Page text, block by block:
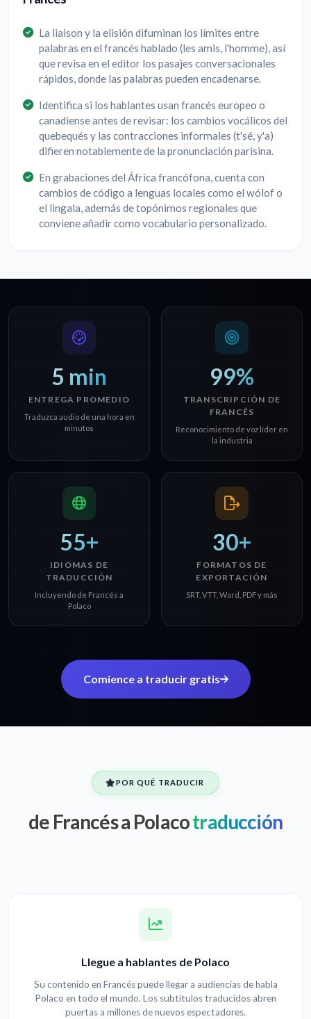
La liaison y la elisión difuminan los límites entre
palabras en el francés hablado (les amis, l'homme), así
que revisa en el editor los pasajes conversacionales
rápidos, donde las palabras pueden encadenarse.
Identifica si los hablantes usan francés europeo o
canadiense antes de revisar: los cambios vocálicos del
quebequés y las contracciones informales (t'sé, y'a)
difieren notablemente de la pronunciación parisina.
En grabaciones del África francófona, cuenta con
cambios de código a lenguas locales como el wólof o
el lingala, además de topónimos regionales que
conviene añadir como vocabulario personalizado.
5 min
ENTREGA PROMEDIO
Traduzca audio de una hora en
minutos
99%
TRANSCRIPCIÓN DE
FRANCÉS
Reconocimiento de voz líder en
la industria
55+
IDIOMAS DE
TRADUCCIÓN
Incluyendo de Francés a
Polaco
30+
FORMATOS DE
EXPORTACIÓN
SRT, VTT, Word, PDF y más
Comience a traducir gratis
POR QUÉ TRADUCIR
de Francés a Polacotraducción
Llegue a hablantes de Polaco
Su contenido en Francés puede llegar a audiencias de habla
Polaco en todo el mundo. Los subtítulos traducidos abren
puertas a millones de nuevos espectadores.